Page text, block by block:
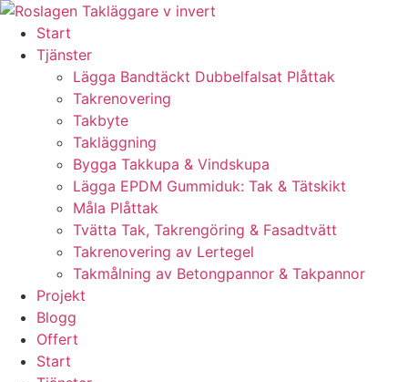
Skip
content
Start
Tjänster
Lägga Bandtäckt Dubbelfalsat Plåttak
Takrenovering
Takbyte
Takläggning
Bygga Takkupa & Vindskupa
Lägga EPDM Gummiduk: Tak & Tätskikt
Måla Plåttak
Tvätta Tak, Takrengöring & Fasadtvätt
Takrenovering av Lertegel
Takmålning av Betongpannor & Takpannor
Projekt
Blogg
Offert
Start